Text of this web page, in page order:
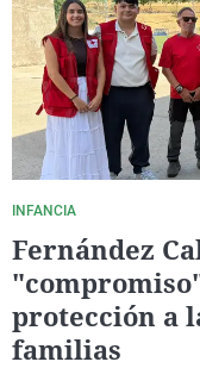
INFANCIA
Fernández
protección a
familias